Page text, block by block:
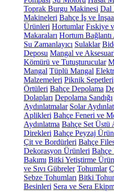
Toprak Burgu Makinesi Dal
Makineleri Bahçe İş ve
Ürünleri Hortumlar Fıskiye
Makaraları Hortum Bağlantı
Su Zamanlayıcı Sulaklar
Deposu Mangal ve
Kömürü ve Tutuşturucular
Mangal Tüplü Mangal
Malzemeleri Piknik Sepetleri
Örtüleri Bahçe Depolama
Dolapları Depolama Sandığı
Aydınlatmalar Solar
Aplikleri Bahçe Feneri ve
Aydınlatma Bahçe Set Üstü
Direkleri Bahçe Peyzaj
Çit ve Bordürleri Bahçe
Dekorasyon Ürünleri Bahçe
Bakımı Bitki Yetiştirme
ve Sıvı Gübreler Tohumlar
Sebze Tohumları Bitki
Besinleri Sera ve Sera